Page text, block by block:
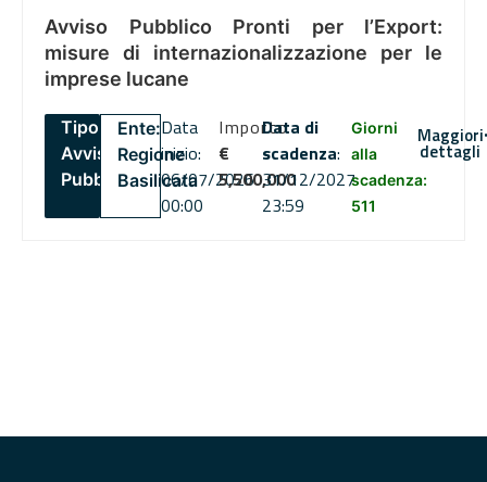
Avviso Pubblico Pronti per l’Export:
misure di internazionalizzazione per le
imprese lucane
Tipo:
Avviso
Pubblico
Ente:
Regione
Basilicata
Data
inizio:
06/07/2026
00:00
Importo
€
5,500,000
Data di
scadenza:
31/12/2027
23:59
Giorni
alla
scadenza:
511
Maggiori
dettagli